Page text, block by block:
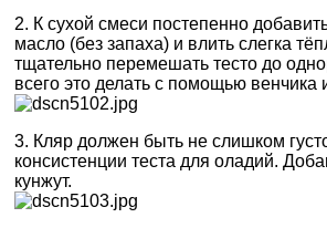
2. К сухой смеси постепенно
масло (без запаха) и влить слегка
тщательно перемешать тесто до
всего это делать с помощью венчика
3. Кляр должен быть не слишком
консистенции теста для оладий.
кунжут.